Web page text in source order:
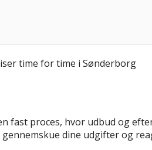
fast proces, hvor udbud og
dine udgifter og